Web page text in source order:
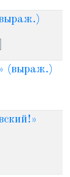
(выраж.)